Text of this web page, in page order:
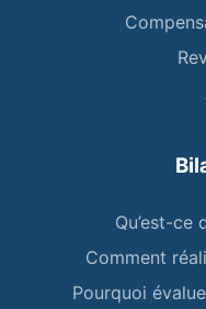
Qu’est-ce
Comment
Pourquoi